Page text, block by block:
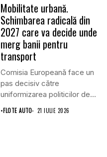
Mobilitate urbană.
Schimbarea radicală din
2027 care va decide unde
merg banii pentru
transport
Comisia Europeană face un
pas decisiv către
uniformizarea politicilor de
transport prin...
•FLOTE AUTO 21 IULIE 2026